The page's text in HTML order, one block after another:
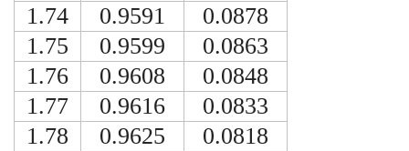
1.74
0.9591
0.0878
1.75
0.9599
0.0863
1.76
0.9608
0.0848
1.77
0.9616
0.0833
1.78
0.9625
0.0818